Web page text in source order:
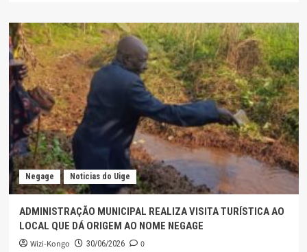
Negage Noticias do Uige
ADMINISTRAÇÃO MUNICIPAL REALIZA VISITA TURÍSTICA AO
LOCAL QUE DÁ ORIGEM AO NOME NEGAGE
Wizi-Kongo 30/06/2026 0